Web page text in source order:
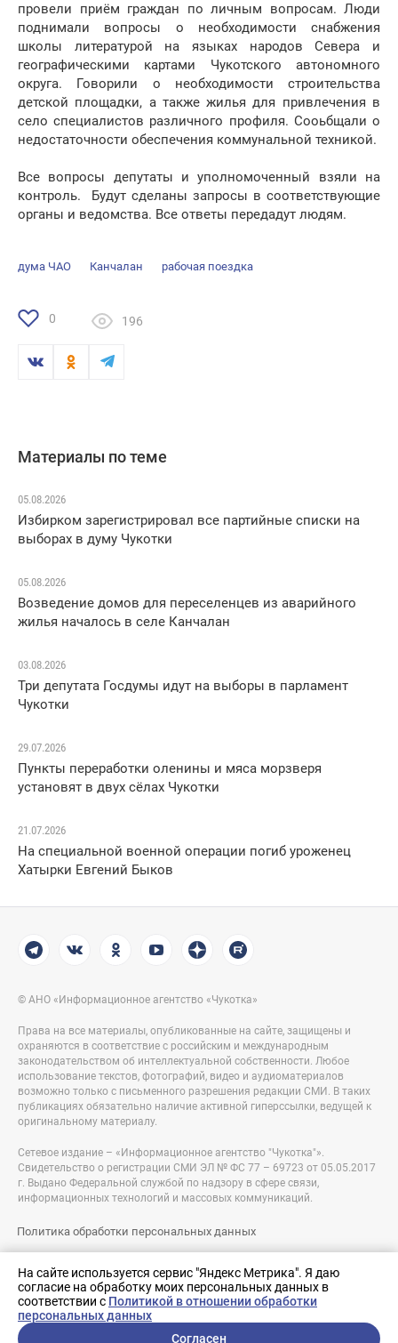
На сайте используется сервис "Яндекс Метрика". Я даю
согласие на обработку моих персональных данных в
соответствии с Политикой в отношении обработки
персональных данных
Согласен
провели приём граждан по личным вопросам. Люди
поднимали вопросы о необходимости снабжения
школы литературой на языках народов Севера и
географическими картами Чукотского автономного
округа. Говорили о необходимости строительства
детской площадки, а также жилья для привлечения в
село специалистов различного профиля. Сооьбщали о
недостаточности обеспечения коммунальной техникой.
Все вопросы депутаты и уполномоченный взяли на
контроль. Будут сделаны запросы в соответствующие
органы и ведомства. Все ответы передадут людям.
дума ЧАО Канчалан рабочая поездка
0 196
Материалы по теме
05.08.2026
Избирком зарегистрировал все партийные списки на
выборах в думу Чукотки
05.08.2026
Возведение домов для переселенцев из аварийного
жилья началось в селе Канчалан
03.08.2026
Три депутата Госдумы идут на выборы в парламент
Чукотки
29.07.2026
Пункты переработки оленины и мяса морзверя
установят в двух сёлах Чукотки
21.07.2026
На специальной военной операции погиб уроженец
Хатырки Евгений Быков
© АНО «Информационное агентство «Чукотка»
Права на все материалы, опубликованные на сайте, защищены и
охраняются в соответствие с российским и международным
законодательством об интеллектуальной собственности. Любое
использование текстов, фотографий, видео и аудиоматериалов
возможно только с письменного разрешения редакции СМИ. В таких
публикациях обязательно наличие активной гиперссылки, ведущей к
оригинальному материалу.
Сетевое издание – «Информационное агентство "Чукотка"».
Свидетельство о регистрации СМИ ЭЛ № ФС 77 – 69723 от 05.05.2017
г. Выдано Федеральной службой по надзору в сфере связи,
информационных технологий и массовых коммуникаций.
Политика обработки персональных данных
Разработка сайта:
nologostudio.ru